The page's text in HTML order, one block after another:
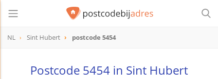
NL Sint Hubert postcode 5454
Postcode 5454 in Sint Hubert